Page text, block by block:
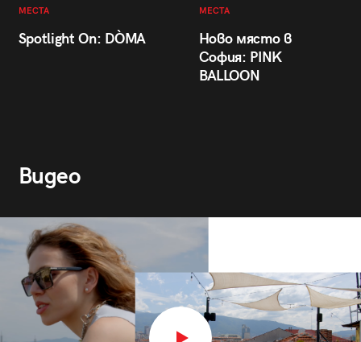
МЕСТА
Spotlight On: DÒMA
МЕСТА
Ново място в
София: PINK
BALLOON
Видео